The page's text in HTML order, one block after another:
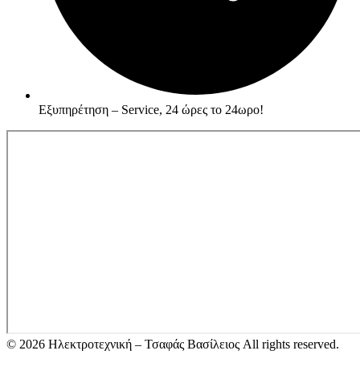
Εξυπηρέτηση – Service, 24 ώρες το 24ωρο!
© 2026 Ηλεκτροτεχνική – Τσαφάς Βασίλειος All rights reserved.